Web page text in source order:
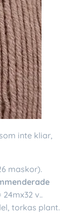
inte kliar,
maskor).
24mx32 v..
torkas plant.